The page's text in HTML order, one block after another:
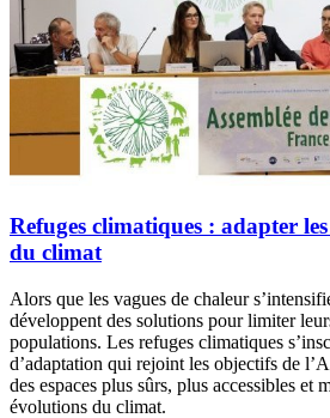
Refuges climatiques : adapter
du climat
Alors que les vagues de chaleur
développent des solutions pour limiter
populations. Les refuges climatiques
d’adaptation qui rejoint les objectifs de
des espaces plus sûrs, plus accessibles et
évolutions du climat.